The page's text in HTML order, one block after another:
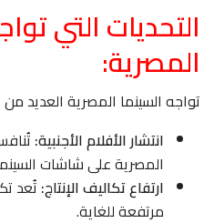
التحديات التي
المصرية:
تواجه السينما المصرية العديد
انتشار الأفلام الأجنبية:
المصرية على شاشات
ارتفاع تكاليف الإنتاج: تُعد
مرتفعة للغاية.